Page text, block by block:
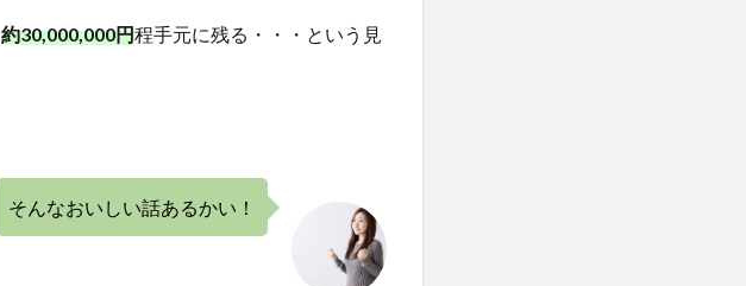
約30,000,000円程手元に残る・・・という見
そんなおいしい話あるかい！